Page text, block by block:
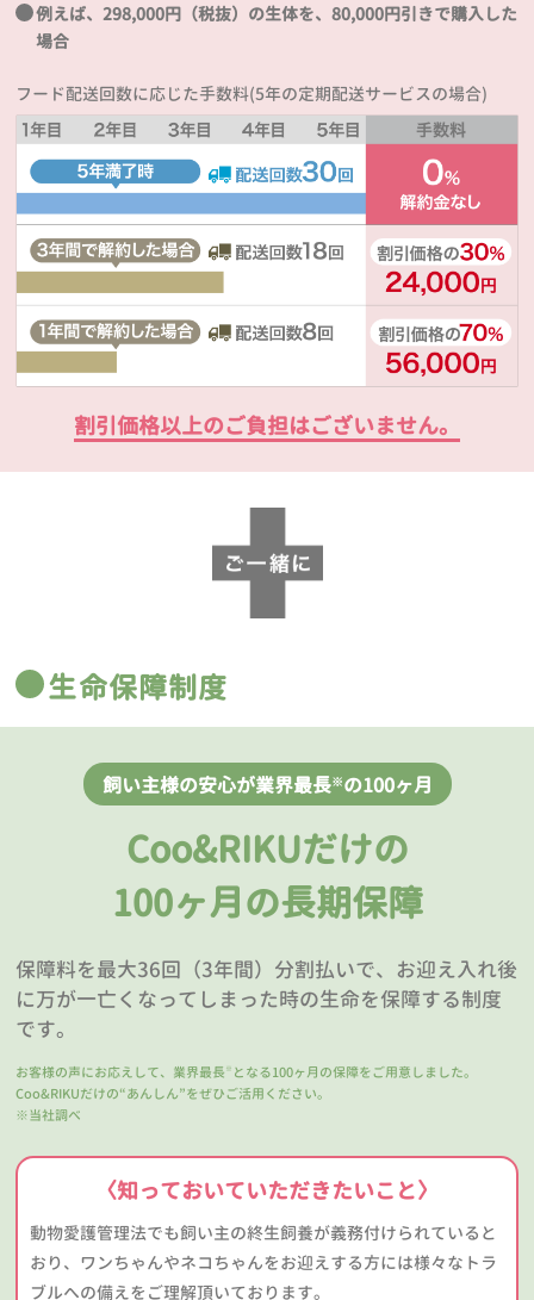
例えば、298,000円（税抜）の生体を、80,000円引きで購入した
場合
フード配送回数に応じた手数料(5年の定期配送サービスの場合)
割引価格以上のご負担はございません。
生命保障制度
飼い主様の安心が業界最長※の100ヶ月
Coo&RIKUだけの
100ヶ月の長期保障
保障料を最大36回（3年間）分割払いで、お迎え入れ後
に万が一亡くなってしまった時の生命を保障する制度
です。
お客様の声にお応えして、業界最長 ※ となる100ヶ月の保障をご用意しました。
Coo&RIKUだけの“あんしん”をぜひご活用ください。
※当社調べ
〈知っておいていただきたいこと〉
動物愛護管理法でも飼い主の終生飼養が義務付けられていると
おり、ワンちゃんやネコちゃんをお迎えする方には様々なトラ
ブルへの備えをご理解頂いております。